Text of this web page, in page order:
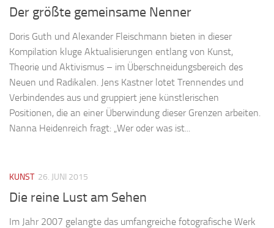
Der größte gemeinsame Nenner
Doris Guth und Alexander Fleischmann bieten in dieser
Kompilation kluge Aktualisierungen entlang von Kunst,
Theorie und Aktivismus – im Überschneidungsbereich des
Neuen und Radikalen. Jens Kastner lotet Trennendes und
Verbindendes aus und gruppiert jene künstlerischen
Positionen, die an einer Überwindung dieser Grenzen arbeiten.
Nanna Heidenreich fragt: „Wer oder was ist...
KUNST 26. JUNI 2015
Die reine Lust am Sehen
Im Jahr 2007 gelangte das umfangreiche fotografische Werk